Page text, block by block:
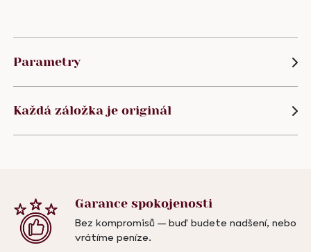
Parametry
Každá záložka je originál
Garancespokojenosti
Bez kompromisů – buď budete nadšení, nebo
vrátíme peníze.